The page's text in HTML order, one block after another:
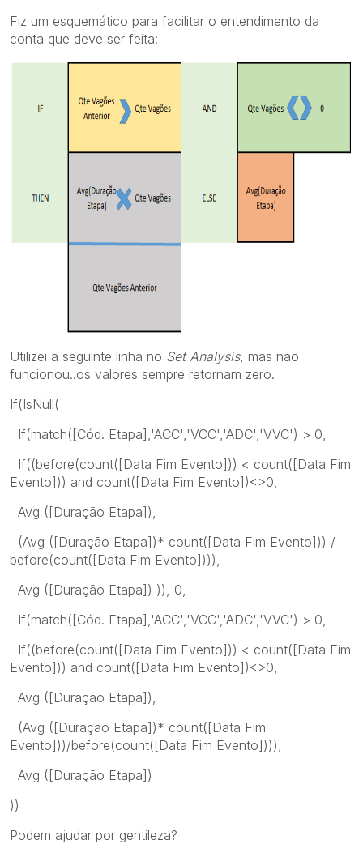
Fiz um esquemático para facilitar o entendimento da
conta que deve ser feita:
Utilizei a seguinte linha no Set Analysis, mas não
funcionou..os valores sempre retornam zero.
If(IsNull(
If(match([Cód. Etapa],'ACC','VCC','ADC','VVC') > 0,
If((before(count([Data Fim Evento])) < count([Data Fim
Evento])) and count([Data Fim Evento])<>0,
Avg ([Duração Etapa]),
(Avg ([Duração Etapa])* count([Data Fim Evento])) /
before(count([Data Fim Evento]))),
Avg ([Duração Etapa]) )), 0,
If(match([Cód. Etapa],'ACC','VCC','ADC','VVC') > 0,
If((before(count([Data Fim Evento])) < count([Data Fim
Evento])) and count([Data Fim Evento])<>0,
Avg ([Duração Etapa]),
(Avg ([Duração Etapa])* count([Data Fim
Evento]))/before(count([Data Fim Evento]))),
Avg ([Duração Etapa])
))
Podem ajudar por gentileza?